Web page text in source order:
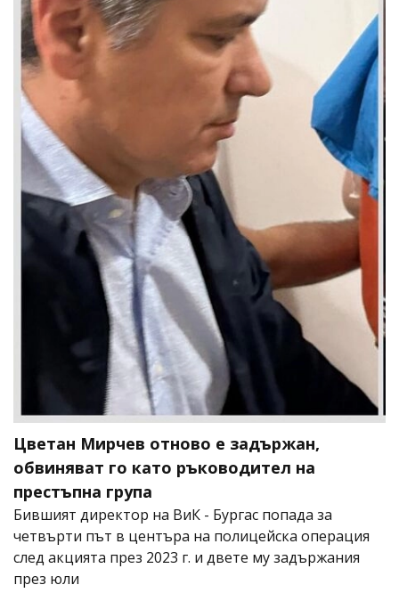
Цветан Мирчев отново е задържан,
обвиняват го като ръководител на
престъпна група
Бившият директор на ВиК - Бургас попада за
четвърти път в центъра на полицейска операция
след акцията през 2023 г. и двете му задържания
през юли